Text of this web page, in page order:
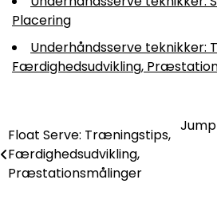
Placering
Underhåndsserve teknikker:
Færdighedsudvikling,
Post
navigation
Float Serve: Træningstips,
Færdighedsudvikling,
Præstationsmålinger